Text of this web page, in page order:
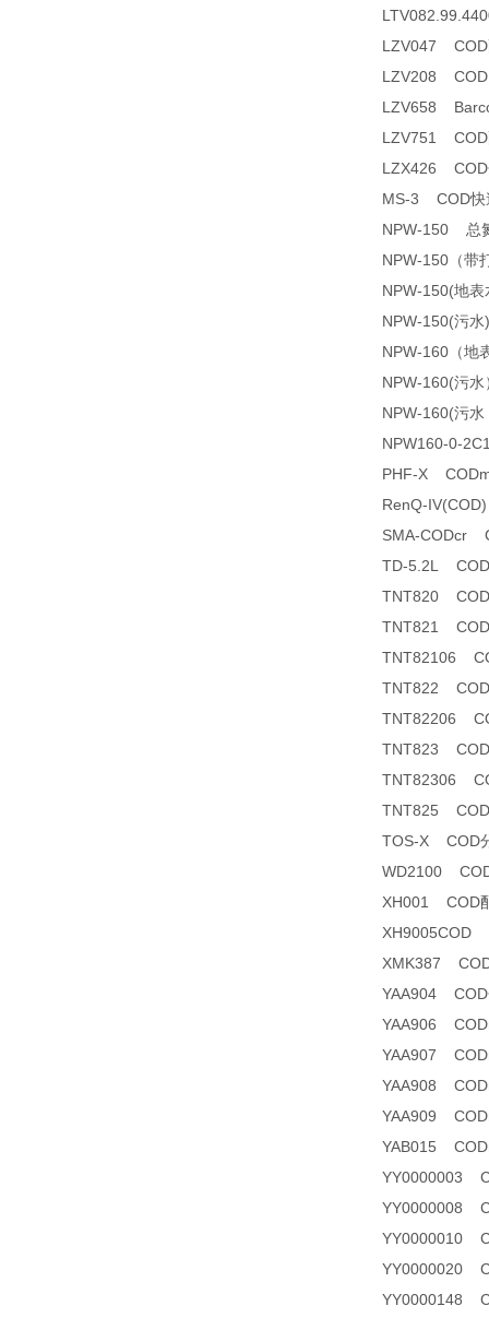
LZV047 COD
LZV208
LZV658
LZV751 COD
LZX426 COD
MS-3 COD快
NPW-150 总
NPW-150（带
NPW-150(地
NPW-150(污
NPW-160（地
NPW-160(污
NPW-160(污
NPW160-0-
PHF-X
RenQ-
SMA-CODcr
TD-5.2L COD
TNT820
TNT821
TNT82106
TNT822
TNT82206
TNT823
TNT82306
TNT825
TOS-X COD
WD2100
XH001 COD
XH9005COD
XMK387
YAA904 COD
YAA906
YAA907
YAA908
YAA909
YAB015
YY0000003
YY0000008
YY0000010
YY0000020
YY0000148